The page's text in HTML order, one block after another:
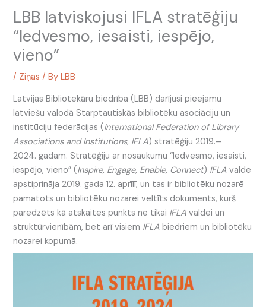
LBB latviskojusi IFLA stratēģiju
“Iedvesmo, iesaisti, iespējo,
vieno”
/ Ziņas / ByLBB
Latvijas Bibliotekāru biedrība (LBB) darījusi pieejamu
latviešu valodā Starptautiskās bibliotēku asociāciju un
institūciju federācijas (International Federation ofLibrary
Associations and Institutions, IFLA) stratēģiju 2019.–
2024. gadam. Stratēģiju ar nosaukumu “Iedvesmo, iesaisti,
iespējo, vieno” (Inspire, Engage, Enable, Connect) IFLA valde
apstiprināja 2019. gada 12. aprīlī, un tas ir bibliotēku nozarē
pamatots un bibliotēku nozarei veltīts dokuments, kurš
paredzēts kā atskaites punkts ne tikai IFLA valdei un
struktūrvienībām, bet arī visiem IFLA biedriem un bibliotēku
nozarei kopumā.